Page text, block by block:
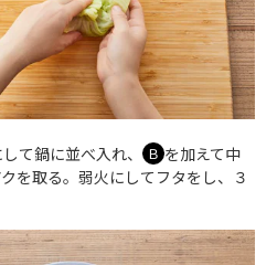
て鍋に並べ入れ、 Ｂ を加えて中
を取る。弱火にしてフタをし、３